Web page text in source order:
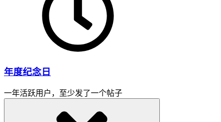
年度纪念日
一年活跃用户，至少发了一个帖子